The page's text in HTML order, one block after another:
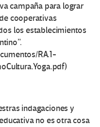
campaña para lograr
cooperativas
los establecimientos
RA.1-
indagaciones y
no es otra cosa